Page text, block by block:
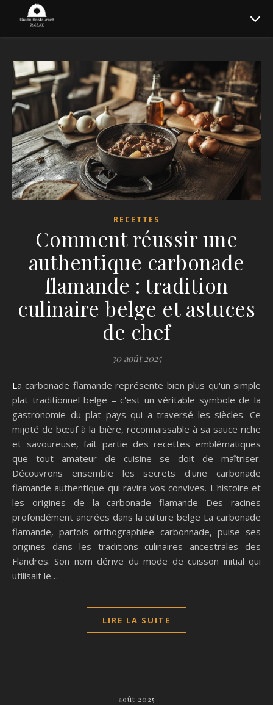
RECETTES
Comment réussir une
authentique carbonade
flamande : tradition
culinaire belge et astuces
de chef
30 août 2025
La carbonade flamande représente bien plus qu'un simple
plat traditionnel belge – c'est un véritable symbole de la
gastronomie du plat pays qui a traversé les siècles. Ce
mijoté de bœuf à la bière, reconnaissable à sa sauce riche
et savoureuse, fait partie des recettes emblématiques
que tout amateur de cuisine se doit de maîtriser.
Découvrons ensemble les secrets d'une carbonade
flamande authentique qui ravira vos convives. L'histoire et
les origines de la carbonade flamande Des racines
profondément ancrées dans la culture belge La carbonade
flamande, parfois orthographiée carbonnade, puise ses
origines dans les traditions culinaires ancestrales des
Flandres. Son nom dérive du mode de cuisson initial qui
utilisait le…
LIRE LA SUITE
août 2025